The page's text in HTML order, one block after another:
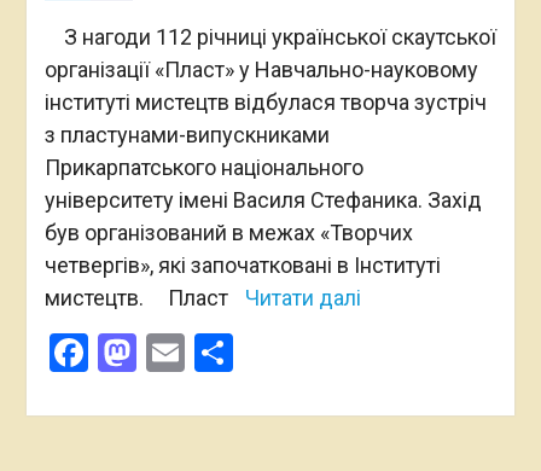
З нагоди 112 річниці української скаутської
організації «Пласт» у Навчально-науковому
інституті мистецтв відбулася творча зустріч
з пластунами-випускниками
Прикарпатського національного
університету імені Василя Стефаника. Захід
був організований в межах «Творчих
четвергів», які започатковані в Інституті
мистецтв. Пласт
Читати далі
Facebook
Mastodon
EmailПоділитися